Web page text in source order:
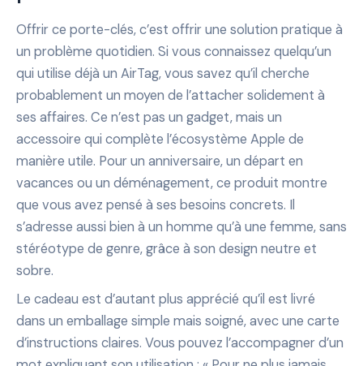
Offrir ce porte-clés, c’est offrir une solution pratique à
un problème quotidien. Si vous connaissez quelqu’un
qui utilise déjà un AirTag, vous savez qu’il cherche
probablement un moyen de l’attacher solidement à
ses affaires. Ce n’est pas un gadget, mais un
accessoire qui complète l’écosystème Apple de
manière utile. Pour un anniversaire, un départ en
vacances ou un déménagement, ce produit montre
que vous avez pensé à ses besoins concrets. Il
s’adresse aussi bien à un homme qu’à une femme, sans
stéréotype de genre, grâce à son design neutre et
sobre.
Le cadeau est d’autant plus apprécié qu’il est livré
dans un emballage simple mais soigné, avec une carte
d’instructions claires. Vous pouvez l’accompagner d’un